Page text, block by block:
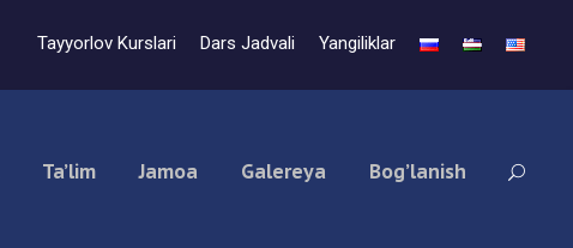
Tayyorlov Kurslari Dars Jadvali Yangiliklar
Ta’lim Jamoa Galereya Bog’lanish